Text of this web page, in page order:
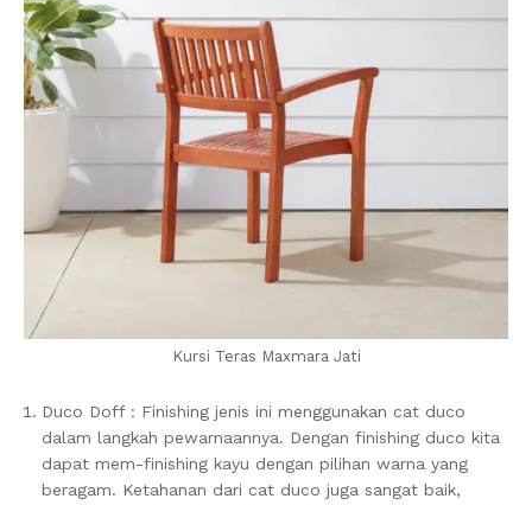
Kursi Teras Maxmara Jati
Duco Doff : Finishing jenis ini menggunakan cat duco
dalam langkah pewarnaannya. Dengan finishing duco kita
dapat mem-finishing kayu dengan pilihan warna yang
beragam. Ketahanan dari cat duco juga sangat baik,